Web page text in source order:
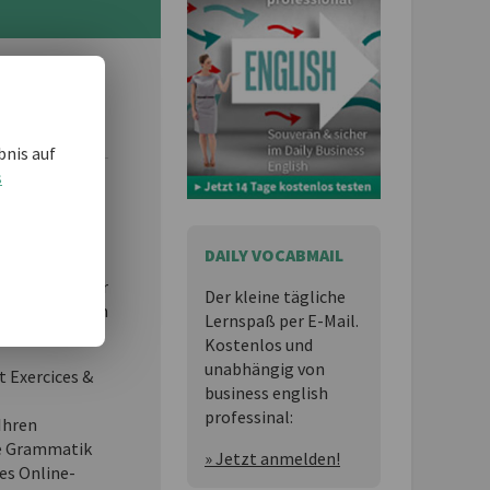
auf
DAILY VOCABMAIL
Der kleine tägliche
Lernspaß per E-Mail.
Kostenlos und
unabhängig von
business english
professinal:
» Jetzt anmelden!
Lernspaß für
English im
&
Grammatik
Online-